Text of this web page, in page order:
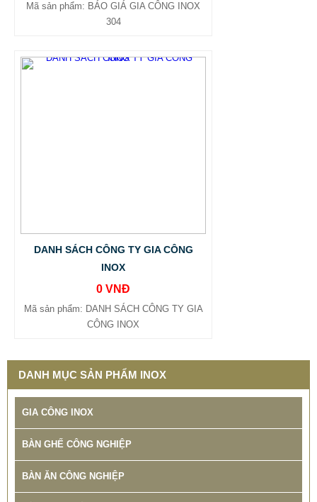
Mã sản phẩm: BÁO GIÁ GIA CÔNG INOX
304
DANH SÁCH CÔNG TY GIA CÔNG
INOX
0 VNĐ
Mã sản phẩm: DANH SÁCH CÔNG TY GIA
CÔNG INOX
DANH MỤC SẢN PHẨM INOX
GIA CÔNG INOX
BÀN GHẾ CÔNG NGHIỆP
BÀN ĂN CÔNG NGHIỆP